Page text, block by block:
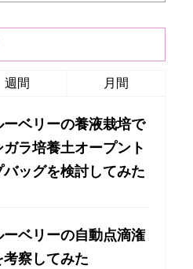
週間 月間
ーベリーの養液栽培で
ガラ培養土オープント
バッグを検討してみた
ーベリーの自動点滴潅
考察してみた